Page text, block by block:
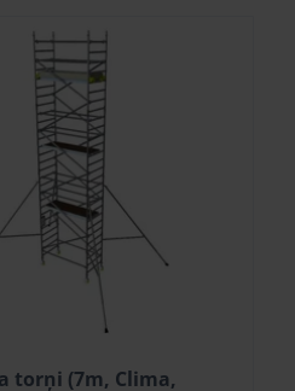
torņi (7m, Clima,